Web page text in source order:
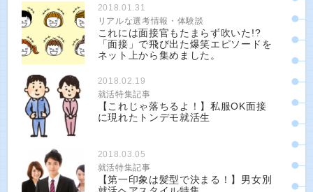
2018.01.31
リアルな選考情報・体験談
これには面接官もたまらず吹いた!?
「面接」で飛び出た爆笑エピソードを
ネット上から集めました。
2018.02.19
就活特集記事
【これじゃ落ちるよ！】私服OK面接
に現れたトンデモ就活生
2018.03.05
就活特集記事
【第一印象は髪型で決まる！】男女別